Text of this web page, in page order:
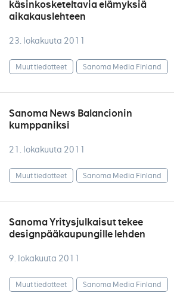
käsinkosketeltavia elämyksiä
aikakauslehteen
23. lokakuuta 2011
Muut tiedotteet Sanoma Media Finland
Sanoma News Balancionin
kumppaniksi
21. lokakuuta 2011
Muut tiedotteet Sanoma Media Finland
Sanoma Yritysjulkaisut tekee
designpääkaupungille lehden
9. lokakuuta 2011
Muut tiedotteet Sanoma Media Finland